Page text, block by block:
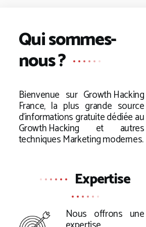
Qui sommes-
nous ?
Bienvenue sur Growth Hacking
France, la plus grande source
d’informations gratuite dédiée au
Growth Hacking et autres
techniques Marketing modernes.
Expertise
Nous offrons une